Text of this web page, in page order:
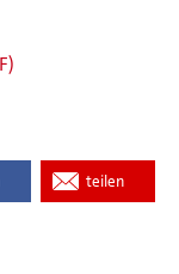
teilen